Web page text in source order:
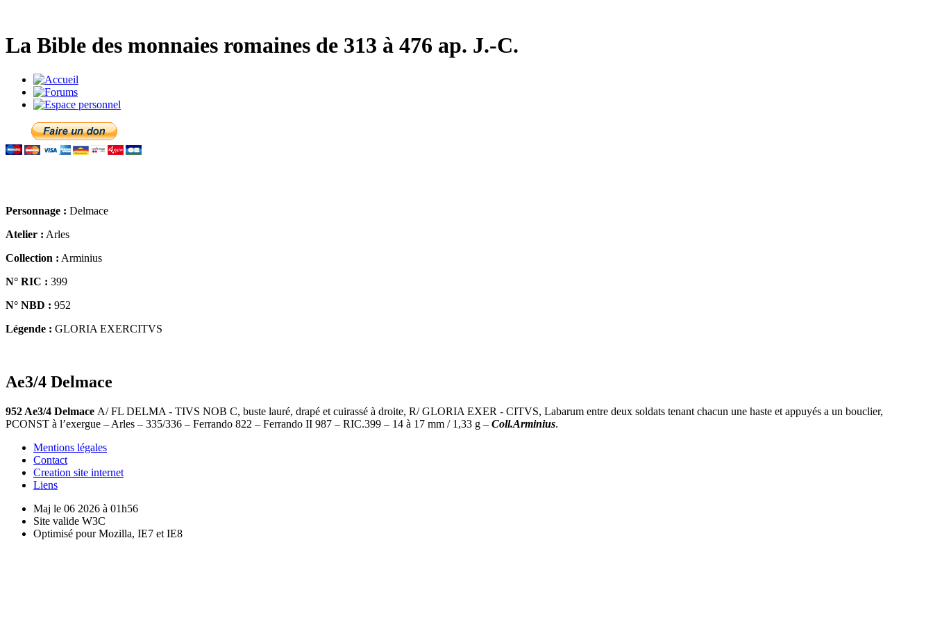
La Bible des monnaies romaines de 313 à 476 ap. J.-C.
Personnage : Delmace
Atelier : Arles
Collection : Arminius
N° RIC : 399
N° NBD : 952
Légende : GLORIA EXERCITVS
Ae3/4 Delmace
952 Ae3/4 Delmace A/ FL DELMA - TIVS NOB C, buste lauré, drapé et cuirassé à droite, R/ GLORIA EXER - CITVS, Labarum entre deux soldats tenant chacun une haste et appuyés a un bouclier,
PCONST à l’exergue – Arles – 335/336 – Ferrando 822 – Ferrando II 987 – RIC.399 – 14 à 17 mm / 1,33 g – Coll.Arminius.
Mentions légales
Contact
Creation site internet
Liens
Maj le 06 2026 à 01h56
Site valide W3C
Optimisé pour Mozilla, IE7 et IE8